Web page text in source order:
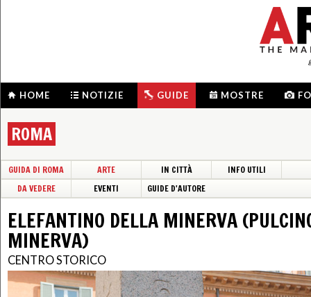
HOME NOTIZIE GUIDE MOSTRE
ROMA
GUIDA DI ROMA ARTE IN CITTÀ
INFO UTILI
DA VEDERE
EVENTI GUIDE D'AUTORE
ELEFANTINO DELLA MINERVA
MINERVA)
CENTRO STORICO